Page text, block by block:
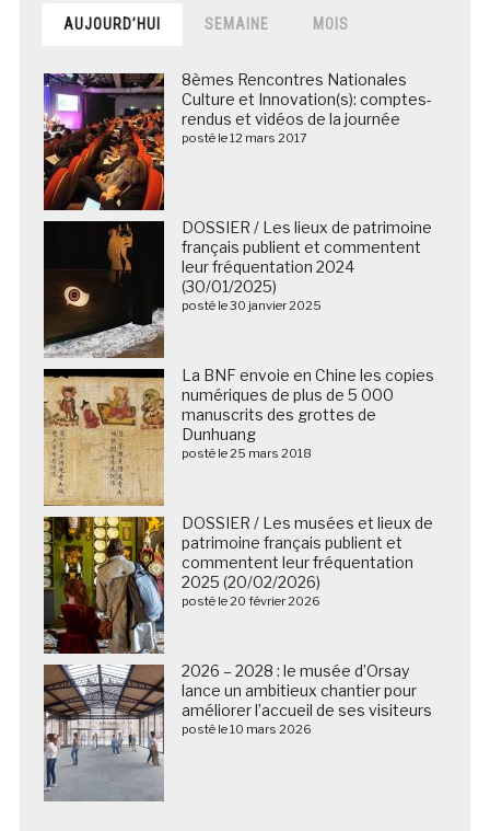
AUJOURD’HUI SEMAINE MOIS
8èmes Rencontres Nationales
Culture et Innovation(s): comptes-
rendus et vidéos de la journée
posté le 12 mars 2017
DOSSIER / Les lieux de patrimoine
français publient et commentent
leur fréquentation 2024
(30/01/2025)
posté le 30 janvier 2025
La BNF envoie en Chine les copies
numériques de plus de 5 000
manuscrits des grottes de
Dunhuang
posté le 25 mars 2018
DOSSIER / Les musées et lieux de
patrimoine français publient et
commentent leur fréquentation
2025 (20/02/2026)
posté le 20 février 2026
2026 – 2028 : le musée d’Orsay
lance un ambitieux chantier pour
améliorer l’accueil de ses visiteurs
posté le 10 mars 2026